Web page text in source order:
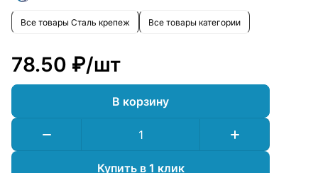
Все товары Сталь крепеж Все товары категории
78.50 ₽/шт
В корзину
Купить в 1 клик